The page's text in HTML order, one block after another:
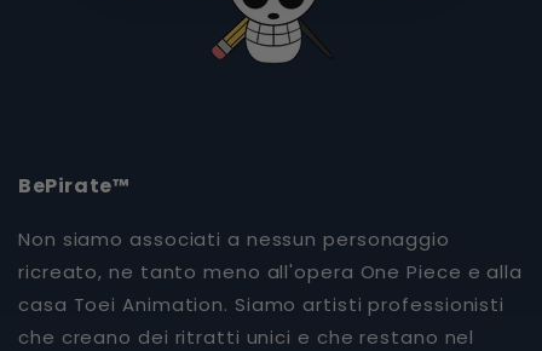
BePirate™
Non siamo associati a nessun personaggio
ricreato, ne tanto meno all'opera One Piece e alla
casa Toei Animation. Siamo artisti professionisti
che creano dei ritratti unici e che restano nel